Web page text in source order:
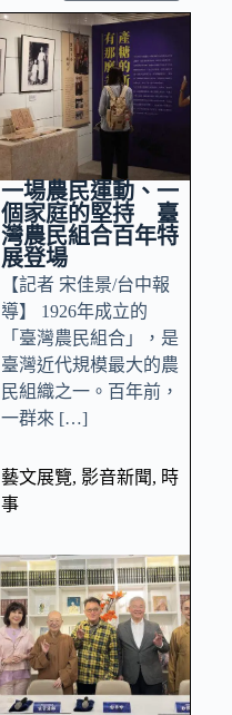
一場農民運動、一
個家庭的堅持 臺
灣農民組合百年特
展登場
【記者 宋佳景/台中報
導】 1926年成立的
「臺灣農民組合」，是
臺灣近代規模最大的農
民組織之一。百年前，
一群來 […]
藝文展覽, 影音新聞, 時
事